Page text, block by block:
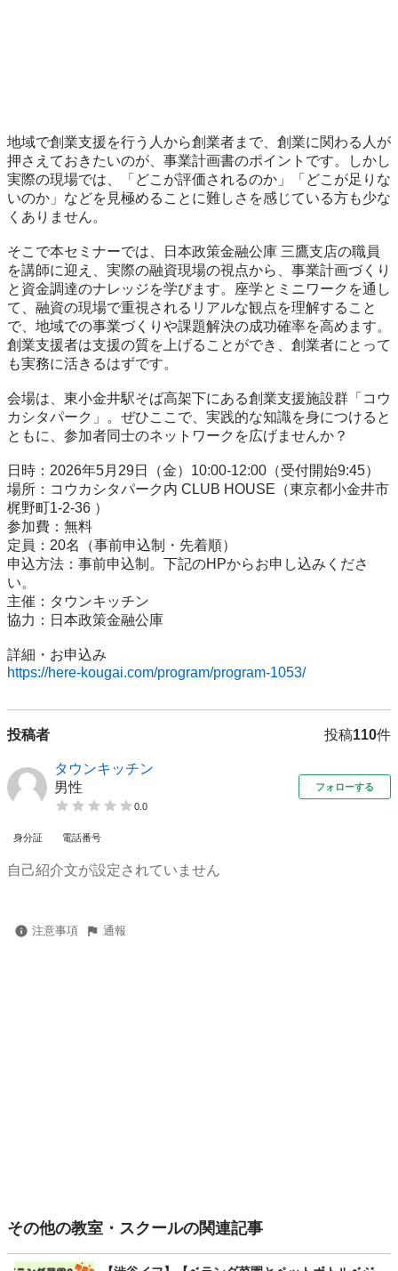
地域で創業支援を行う人から創業者まで、創業に関わる人が
押さえておきたいのが、事業計画書のポイントです。しかし
実際の現場では、「どこが評価されるのか」「どこが足りな
いのか」などを見極めることに難しさを感じている方も少な
くありません。
そこで本セミナーでは、日本政策金融公庫 三鷹支店の職員
を講師に迎え、実際の融資現場の視点から、事業計画づくり
と資金調達のナレッジを学びます。座学とミニワークを通し
て、融資の現場で重視されるリアルな観点を理解すること
で、地域での事業づくりや課題解決の成功確率を高めます。
創業支援者は支援の質を上げることができ、創業者にとって
も実務に活きるはずです。
会場は、東小金井駅そば高架下にある創業支援施設群「コウ
カシタパーク」。ぜひここで、実践的な知識を身につけると
ともに、参加者同士のネットワークを広げませんか？
日時：2026年5月29日（金）10:00-12:00（受付開始9:45）
場所：コウカシタパーク内 CLUB HOUSE（東京都小金井市
梶野町1-2-36 ）
参加費：無料
定員：20名（事前申込制・先着順）
申込方法：事前申込制。下記のHPからお申し込みくださ
い。
主催：タウンキッチン
協力：日本政策金融公庫
https://here-kougai.com/program/program-1053/
投稿者 投稿110件
タウンキッチン
男性
0.0
フォローする
身分証 電話番号
自己紹介文が設定されていません
注意事項 通報
その他の教室・スクールの関連記事